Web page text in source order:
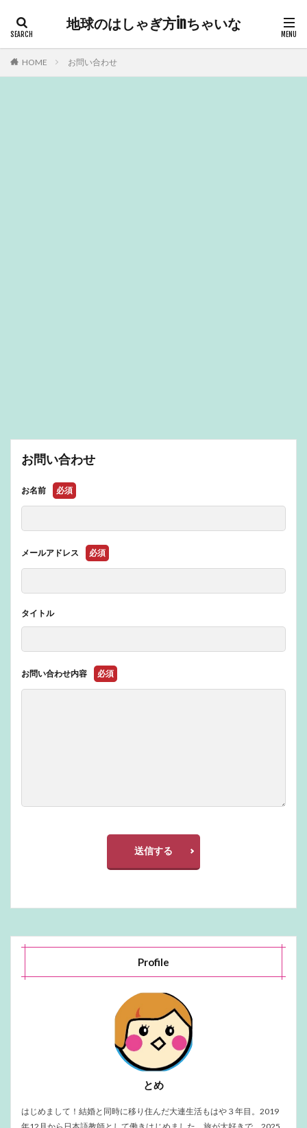
地球のはしゃぎ方inちゃいな
HOME お問い合わせ
お問い合わせ
お名前 必須
メールアドレス 必須
タイトル
お問い合わせ内容 必須
送信する
Profile
とめ
はじめまして！結婚と同時に移り住んだ大連生活もはや３年目。2019